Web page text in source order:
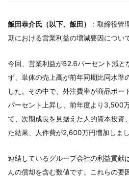
飯田恭介氏（以下、飯田）
：取締役管
期における営業利益の増減要因につい
今回、営業利益が52.6パーセント減と
ず、単体の売上高が前年同期比同水準
した。その中で、外注費率が商品ポー
パーセント上昇し、前年度より3,500
て、次期成長を見据えた人的資本投資
た結果、人件費が2,600万円増加しまし
連結しているグループ会社の利益貢献
んの償却を含む数値です。これらの要